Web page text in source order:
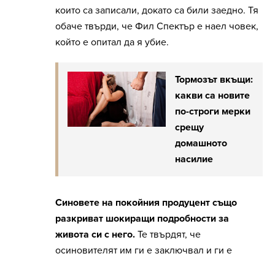
които са записали, докато са били заедно. Тя
обаче твърди, че Фил Спектър е наел човек,
който е опитал да я убие.
Тормозът вкъщи:
какви са новите
по-строги мерки
срещу
домашното
насилие
Синовете на покойния продуцент също
разкриват шокиращи подробности за
живота си с него. Те твърдят, че
осиновителят им ги е заключвал и ги е